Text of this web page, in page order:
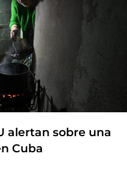
alertan sobre una
Cuba